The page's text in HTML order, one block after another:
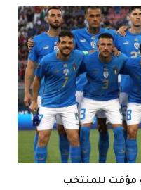
مؤقت للمنتخب